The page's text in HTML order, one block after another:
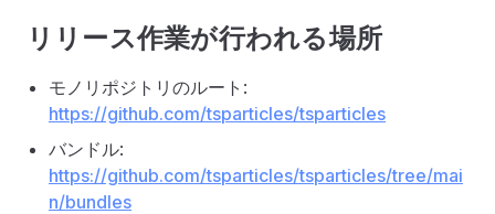
リリース作業が行われる場所
モノリポジトリのルート:
https://github.com/tsparticles/tsparticles
バンドル:
https://github.com/tsparticles/tsparticles/tree/mai
n/bundles